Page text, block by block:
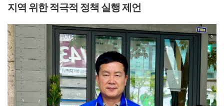
지역 위한 적극적 정책 실행 제언